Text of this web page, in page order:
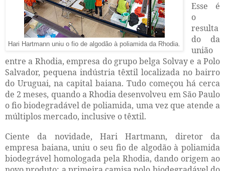
Hari Hartmann uniu o fio de algodão à poliamida da Rhodia.
Esse é
o
resulta
do da
união
entre a Rhodia, empresa do grupo belga Solvay e a Polo
Salvador, pequena indústria têxtil localizada no bairro
do Uruguai, na capital baiana. Tudo começou há cerca
de 2 meses, quando a Rhodia desenvolveu em São Paulo
o fio biodegradável de poliamida, uma vez que atende a
múltiplos mercado, inclusive o têxtil.
Ciente da novidade, Hari Hartmann, diretor da
empresa baiana, uniu o seu fio de algodão à poliamida
biodegrável homologada pela Rhodia, dando origem ao